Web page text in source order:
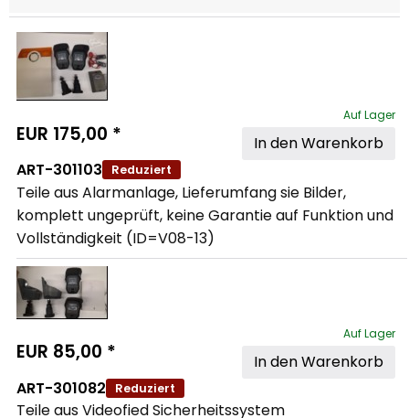
ART-301103 Reduziert
Teile aus Alarmanlage, Lieferumfang sie Bilder,
komplett ungeprüft, keine Garantie auf Funktion und
Vollständigkeit (ID=V08-13)
EUR 175,00 *
Auf Lager
In den Warenkorb
ART-301082 Reduziert
Teile aus Videofied Sicherheitssystem
EUR 85,00 *
Auf Lager
In den Warenkorb